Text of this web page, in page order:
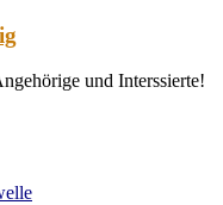
und Interssierte!